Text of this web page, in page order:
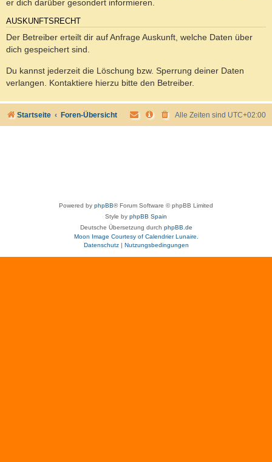
er dich darüber gesondert informieren.
AUSKUNFTSRECHT
Der Betreiber erteilt dir auf Anfrage Auskunft, welche Daten über
dich gespeichert sind.
Du kannst jederzeit die Löschung bzw. Sperrung deiner Daten
verlangen. Kontaktiere hierzu bitte den Betreiber.
Startseite Foren-Übersicht Alle Zeiten sind UTC+02:00
Powered by phpBB® Forum Software © phpBB Limited
Style by phpBB Spain
Deutsche Übersetzung durch phpBB.de
Moon Image Courtesy of Calendrier Lunaire.
Datenschutz| Nutzungsbedingungen